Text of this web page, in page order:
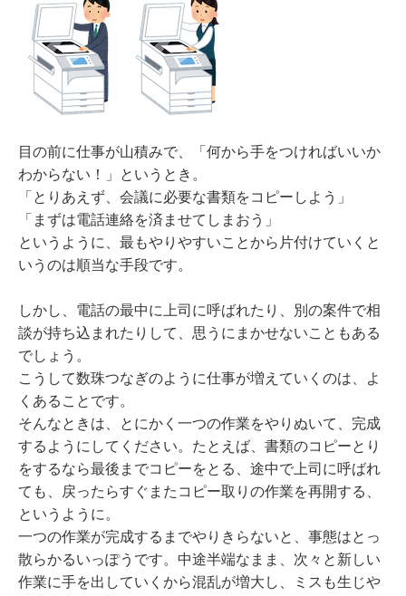
目の前に仕事が山積みで、「何から手をつければいいか
わからない！」というとき。
「とりあえず、会議に必要な書類をコピーしよう」
「まずは電話連絡を済ませてしまおう」
というように、最もやりやすいことから片付けていくと
いうのは順当な手段です。
しかし、電話の最中に上司に呼ばれたり、別の案件で相
談が持ち込まれたりして、思うにまかせないこともある
でしょう。
こうして数珠つなぎのように仕事が増えていくのは、よ
くあることです。
そんなときは、とにかく一つの作業をやりぬいて、完成
するようにしてください。たとえば、書類のコピーとり
をするなら最後までコピーをとる、途中で上司に呼ばれ
ても、戻ったらすぐまたコピー取りの作業を再開する、
というように。
一つの作業が完成するまでやりきらないと、事態はとっ
散らかるいっぽうです。中途半端なまま、次々と新しい
作業に手を出していくから混乱が増大し、ミスも生じや